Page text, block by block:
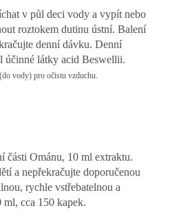
v půl deci vody a vypít nebo
roztokem dutinu ústní. Balení
denní dávku. Denní
účinné látky acid Beswellii.
vody) pro očistu vzduchu.
části Ománu, 10 ml extraktu.
a nepřekračujte doporučenou
rychle vstřebatelnou a
cca 150 kapek.